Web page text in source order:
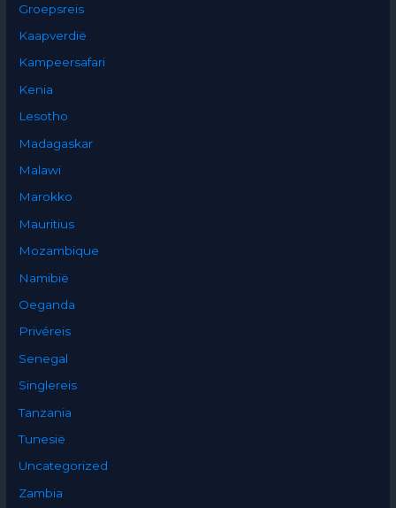
Groepsreis
Kaapverdië
Kampeersafari
Kenia
Lesotho
Madagaskar
Malawi
Marokko
Mauritius
Mozambique
Namibië
Oeganda
Privéreis
Senegal
Singlereis
Tanzania
Tunesië
Uncategorized
Zambia